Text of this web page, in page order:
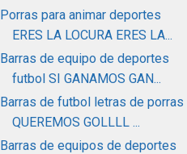
Porras para animar deportes
ERES LA LOCURA ERES LA...
Barras de equipo de deportes
futbol SI GANAMOS GAN...
Barras de futbol letras de porras
QUEREMOS GOLLLL ...
Barras de equipos de deportes